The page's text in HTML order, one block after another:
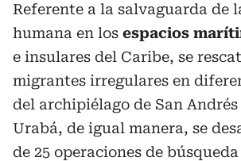
Referente a la salvaguarda de
humana en los espacios
e insulares del Caribe, se
migrantes irregulares en
del archipiélago de San
Urabá, de igual manera, se
de 25 operaciones de